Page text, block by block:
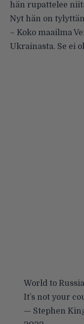
hän rupattelee
Nyt hän on
– Koko maailma
Ukrainasta. Se ei
World to
It’s not your
— Stephen